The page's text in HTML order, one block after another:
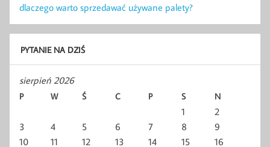
dlaczego warto sprzedawać używane palety?
PYTANIE NA DZIŚ
sierpień 2026
P W Ś C P S N
1
2
3
4 5 6 7 8
9
10
11 12 13 14 15
16